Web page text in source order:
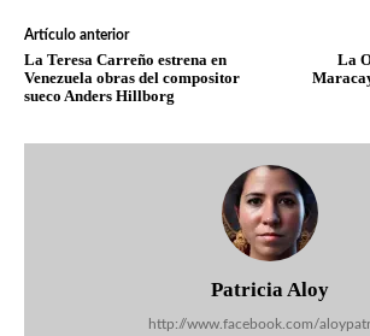
Artículo anterior
La Teresa Carreño estrena en
Venezuela obras del compositor
sueco Anders Hillborg
La
Patricia Aloy
http://www.facebook.com/